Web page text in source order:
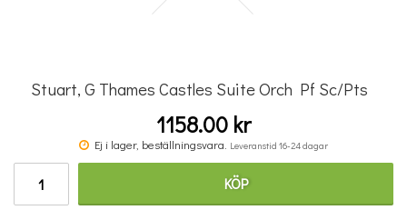
Blåsbanken 3 : Stämma 3 i Bb, Tenorsax/Baryton G-klav
Stuart, G Thames Castles Suite Orch Pf Sc/Pts
1158.00 kr
Ej i lager, beställningsvara. Leveranstid 16-24 dagar
KÖP